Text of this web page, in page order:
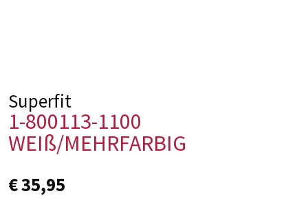
Superfit
1-800113-1100
WEIß/MEHRFARBIG
€ 35,95